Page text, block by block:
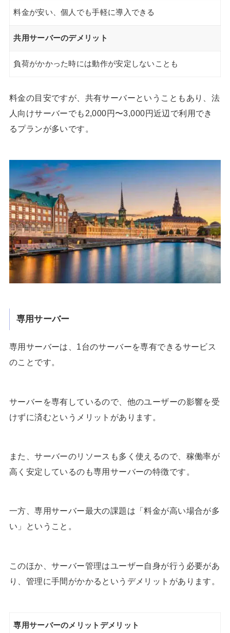
料金が安い、個人でも手軽に導入できる
共用サーバーのデメリット
負荷がかかった時には動作が安定しないことも
料金の目安ですが、共有サーバーということもあり、法
人向けサーバーでも2,000円〜3,000円近辺で利用でき
るプランが多いです。
専用サーバー
専用サーバーは、1台のサーバーを専有できるサービス
のことです。
サーバーを専有しているので、他のユーザーの影響を受
けずに済むというメリットがあります。
また、サーバーのリソースも多く使えるので、稼働率が
高く安定しているのも専用サーバーの特徴です。
一方、専用サーバー最大の課題は「料金が高い場合が多
い」ということ。
このほか、サーバー管理はユーザー自身が行う必要があ
り、管理に手間がかかるというデメリットがあります。
専用サーバーのメリットデメリット